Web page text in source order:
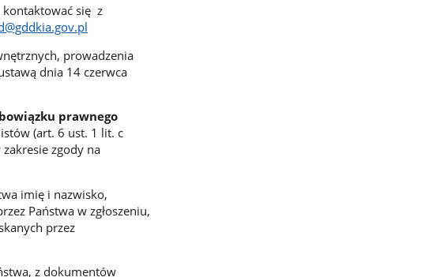
kontaktować się z
prowadzenia
dnia 14 czerwca
prawnego
(art. 6 ust. 1 lit. c
zgody na
imię i nazwisko,
Państwa w zgłoszeniu,
przez
z dokumentów